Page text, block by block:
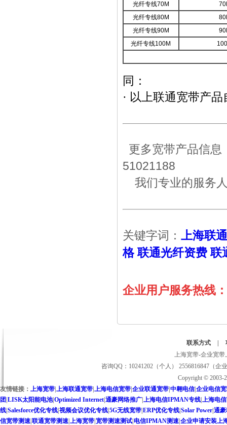
光纤专线70M
光纤专线80M
光纤专线90M
光纤专线100M
同：
· 以上联通宽带产
更多宽带产品信息
51021188
我们专业的服务
关键字词： 上海联
格 联通光纤资费 联
企业用户服务热线
联系方式
上海宽带-企业宽带
咨询QQ：10241202（个人） 2556816847（企
Copyright © 2003-
友情链接： 上海宽带 上海联通宽带 上海电信宽带 企业联通宽带 中翱电信|企业电信
团 LISK太阳能电池|Optimized Internet 通豪网络推广 上海电信IPMAN专线 上海电
线 Salesforce优化专线 视频会议优化专线 5G无线宽带 ERP优化专线 Solar Power 通
信宽带测速 联通宽带测速 上海宽带 宽带测速测试 电信IPMAN测速 企业申请安装上